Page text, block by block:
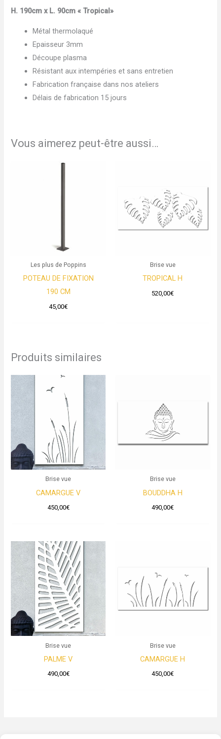
H. 190cm x L. 90cm « Tropical»
Métal thermolaqué
Epaisseur 3mm
Découpe plasma
Résistant aux intempéries et sans entretien
Fabrication française dans nos ateliers
Délais de fabrication 15 jours
Vous aimerez peut-être aussi…
Les plus de Poppins
POTEAU DE FIXATION
190 CM
45,00€
Brise vue
TROPICAL H
520,00€
Produits similaires
Brise vue
CAMARGUE V
450,00€
Brise vue
BOUDDHA H
490,00€
Brise vue
PALME V
490,00€
Brise vue
CAMARGUE H
450,00€